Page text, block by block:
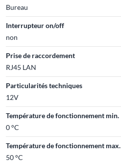
Bureau
Interrupteur on/off
non
Prise de raccordement
RJ45 LAN
Particularités techniques
12V
Température de fonctionnement min.
0 °C
Température de fonctionnement max.
50 °C